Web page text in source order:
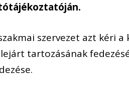
szervezet azt kéri
tartozásának